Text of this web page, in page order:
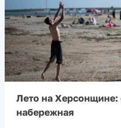
Лето на Херсонщине:
набережная